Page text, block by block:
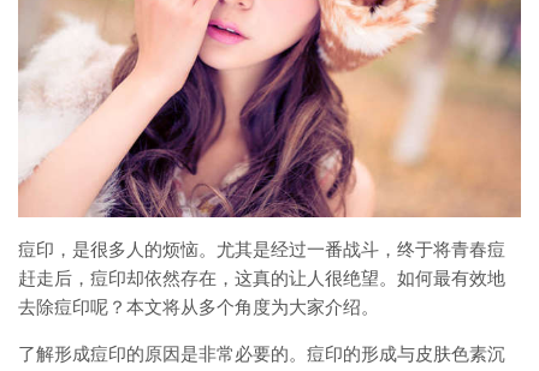
痘印，是很多人的烦恼。尤其是经过一番战斗，终于将青春痘
赶走后，痘印却依然存在，这真的让人很绝望。如何最有效地
去除痘印呢？本文将从多个角度为大家介绍。
了解形成痘印的原因是非常必要的。痘印的形成与皮肤色素沉